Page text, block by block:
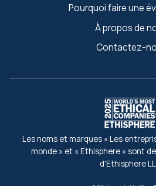
Pourquoi faire une
À propos de
Contactez-
Les noms et marques « Les
monde » et « Ethisphere » sont
d'Ethisphere